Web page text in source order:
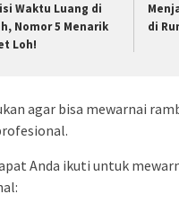
Waktu Luang di
Nomor 5 Menarik
Loh!
di
agar bisa mewarnai
Anda ikuti untuk